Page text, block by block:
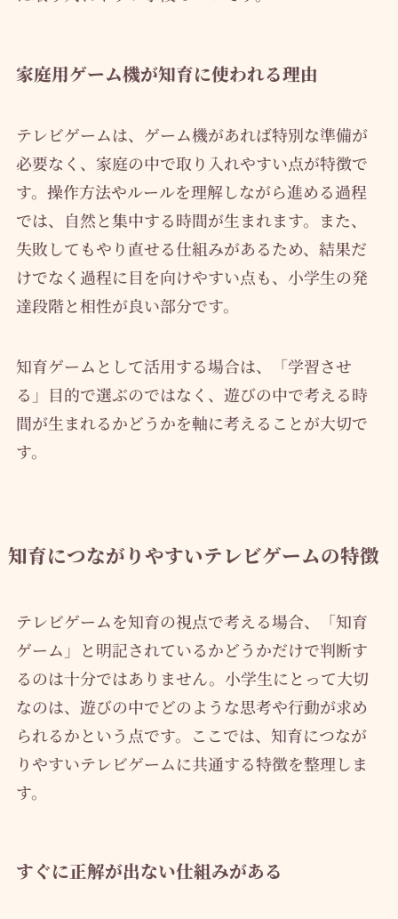
家庭用ゲーム機が知育に使われる理由
テレビゲームは、ゲーム機があれば特別な準備が
必要なく、家庭の中で取り入れやすい点が特徴で
す。操作方法やルールを理解しながら進める過程
では、自然と集中する時間が生まれます。また、
失敗してもやり直せる仕組みがあるため、結果だ
けでなく過程に目を向けやすい点も、小学生の発
達段階と相性が良い部分です。
知育ゲームとして活用する場合は、「学習させ
る」目的で選ぶのではなく、遊びの中で考える時
間が生まれるかどうかを軸に考えることが大切で
す。
知育につながりやすいテレビゲームの特徴
テレビゲームを知育の視点で考える場合、「知育
ゲーム」と明記されているかどうかだけで判断す
るのは十分ではありません。小学生にとって大切
なのは、遊びの中でどのような思考や行動が求め
られるかという点です。ここでは、知育につなが
りやすいテレビゲームに共通する特徴を整理しま
す。
すぐに正解が出ない仕組みがある